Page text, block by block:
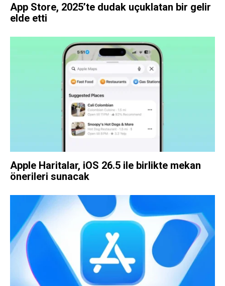
App Store, 2025’te dudak uçuklatan bir gelir
elde etti
Apple Haritalar, iOS 26.5 ile birlikte mekan
önerileri sunacak